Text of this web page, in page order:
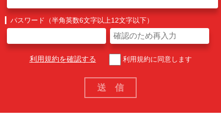
パスワード（半角英数6文字以上12文字以下）
利用規約を確認する 利用規約に同意します